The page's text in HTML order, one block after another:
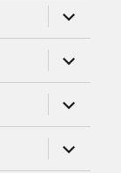
підменю
підменю
підменю
підменю